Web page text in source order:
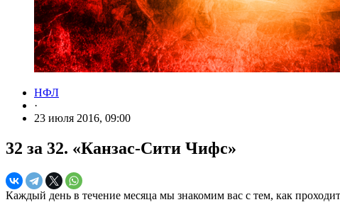
НФЛ
·
23 июля 2016, 09:00
32 за 32. «Канзас-Сити Чифс»
Каждый день в течение месяца мы знакомим вас с тем, как